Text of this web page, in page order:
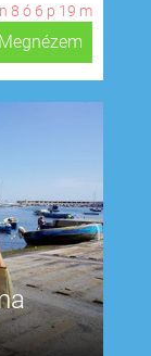
n 8 ó 6 p 18 m
Megnézem